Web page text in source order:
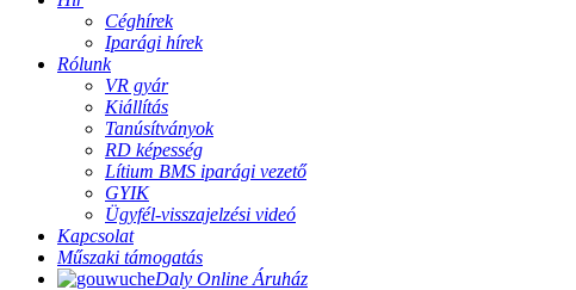
Céghírek
Iparági hírek
Rólunk
VR gyár
Kiállítás
Tanúsítványok
RD képesség
Lítium BMS iparági vezető
GYIK
Ügyfél-visszajelzési videó
Kapcsolat
Műszaki támogatás
Daly Online Áruház